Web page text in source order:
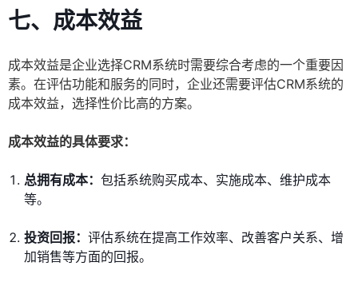
七、成本效益
成本效益是企业选择CRM系统时需要综合考虑的一个重要因
素。在评估功能和服务的同时，企业还需要评估CRM系统的
成本效益，选择性价比高的方案。
成本效益的具体要求：
总拥有成本： 包括系统购买成本、实施成本、维护成本
等。
投资回报： 评估系统在提高工作效率、改善客户关系、增
加销售等方面的回报。